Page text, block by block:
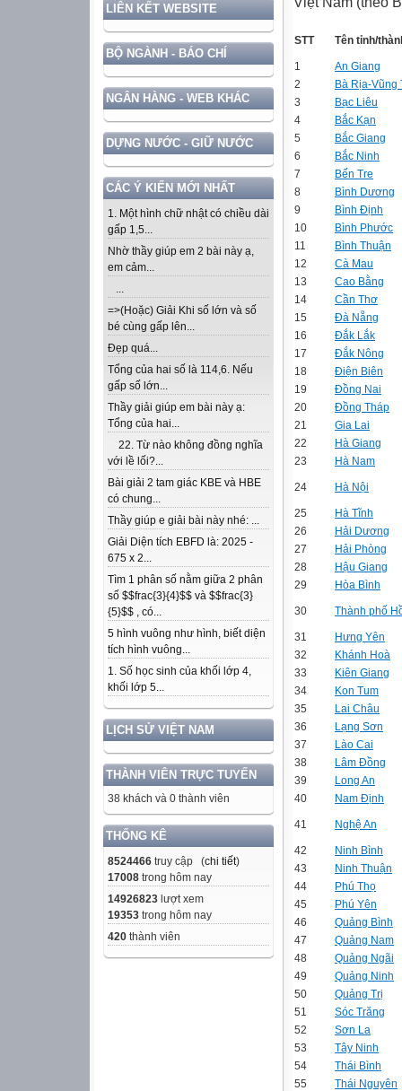
LIÊN KẾT WEBSITE
BỘ NGÀNH - BÁO CHÍ
NGÂN HÀNG - WEB KHÁC
DỰNG NƯỚC - GIỮ NƯỚC
CÁC Ý KIẾN MỚI NHẤT
1. Một hình chữ nhật có chiều dài
gấp 1,5...
Nhờ thầy giúp em 2 bài này ạ,
em cảm...
...
=>(Hoặc) Giải Khi số lớn và số
bé cùng gấp lên...
Đẹp quá...
Tổng của hai số là 114,6. Nếu
gấp số lớn...
Thầy giải giúp em bài này ạ:
Tổng của hai...
22. Từ nào không đồng nghĩa
với lề lối?...
Bài giải 2 tam giác KBE và HBE
có chung...
Thầy giúp e giải bài này nhé: ...
Giải Diện tích EBFD là: 2025 -
675 x 2...
Tìm 1 phân số nằm giữa 2 phân
số $$frac{3}{4}$$ và $$frac{3}
{5}$$ , có...
5 hình vuông như hình, biết diện
tích hình vuông...
1. Số học sinh của khối lớp 4,
khối lớp 5...
LỊCH SỬ VIỆT NAM
THÀNH VIÊN TRỰC TUYẾN
38 khách và 0 thành viên
THỐNG KÊ
8524466 truy cập (chi tiết)
17008 trong hôm nay
14926823 lượt xem
19353 trong hôm nay
420 thành viên
STT Tên tỉnh/
1
An Giang
2
Bà Rịa-Vũng
3
Bạc Liêu
4
Bắc Kạn
5
Bắc Giang
6
Bắc Ninh
7
Bến Tre
8
Bình Dương
9
Bình Định
10
Bình Phước
11
Bình Thuận
12
Cà Mau
13
Cao Bằng
14
Cần Thơ
15
Đà Nẵng
16
Đắk Lắk
17
Đắk Nông
18
Điện Biên
19
Đồng Nai
20
Đồng Tháp
21
Gia Lai
22
Hà Giang
23
Hà Nam
24 Hà Nội
25
Hà Tĩnh
26
Hải Dương
27
Hải Phòng
28
Hậu Giang
29
Hòa Bình
30 Thành phố
31
Hưng Yên
32
Khánh Hoà
33
Kiên Giang
34
Kon Tum
35
Lai Châu
36
Lạng Sơn
37
Lào Cai
38
Lâm Đồng
39
Long An
40
Nam Định
41 Nghệ An
42
Ninh Bình
43
Ninh Thuận
44
Phú Thọ
45
Phú Yên
46
Quảng Bình
47
Quảng Nam
48
Quảng Ngãi
49
Quảng Ninh
50
Quảng Trị
51
Sóc Trăng
52
Sơn La
53
Tây Ninh
54
Thái Bình
55
Thái Nguyên